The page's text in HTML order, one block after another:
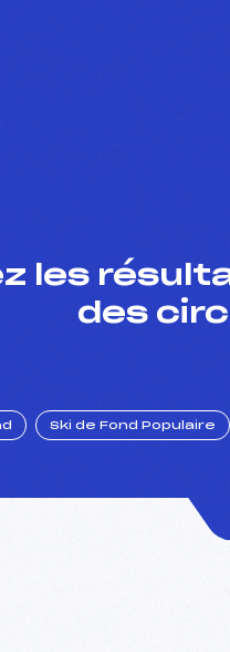
les
des
Ski de Fond Populaire